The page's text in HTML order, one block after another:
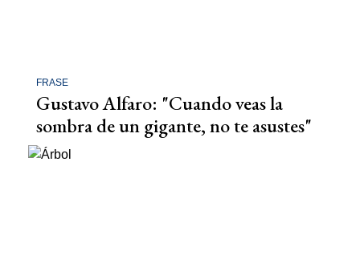
FRASE
Gustavo Alfaro: "Cuando veas la
sombra de un gigante, no te asustes"